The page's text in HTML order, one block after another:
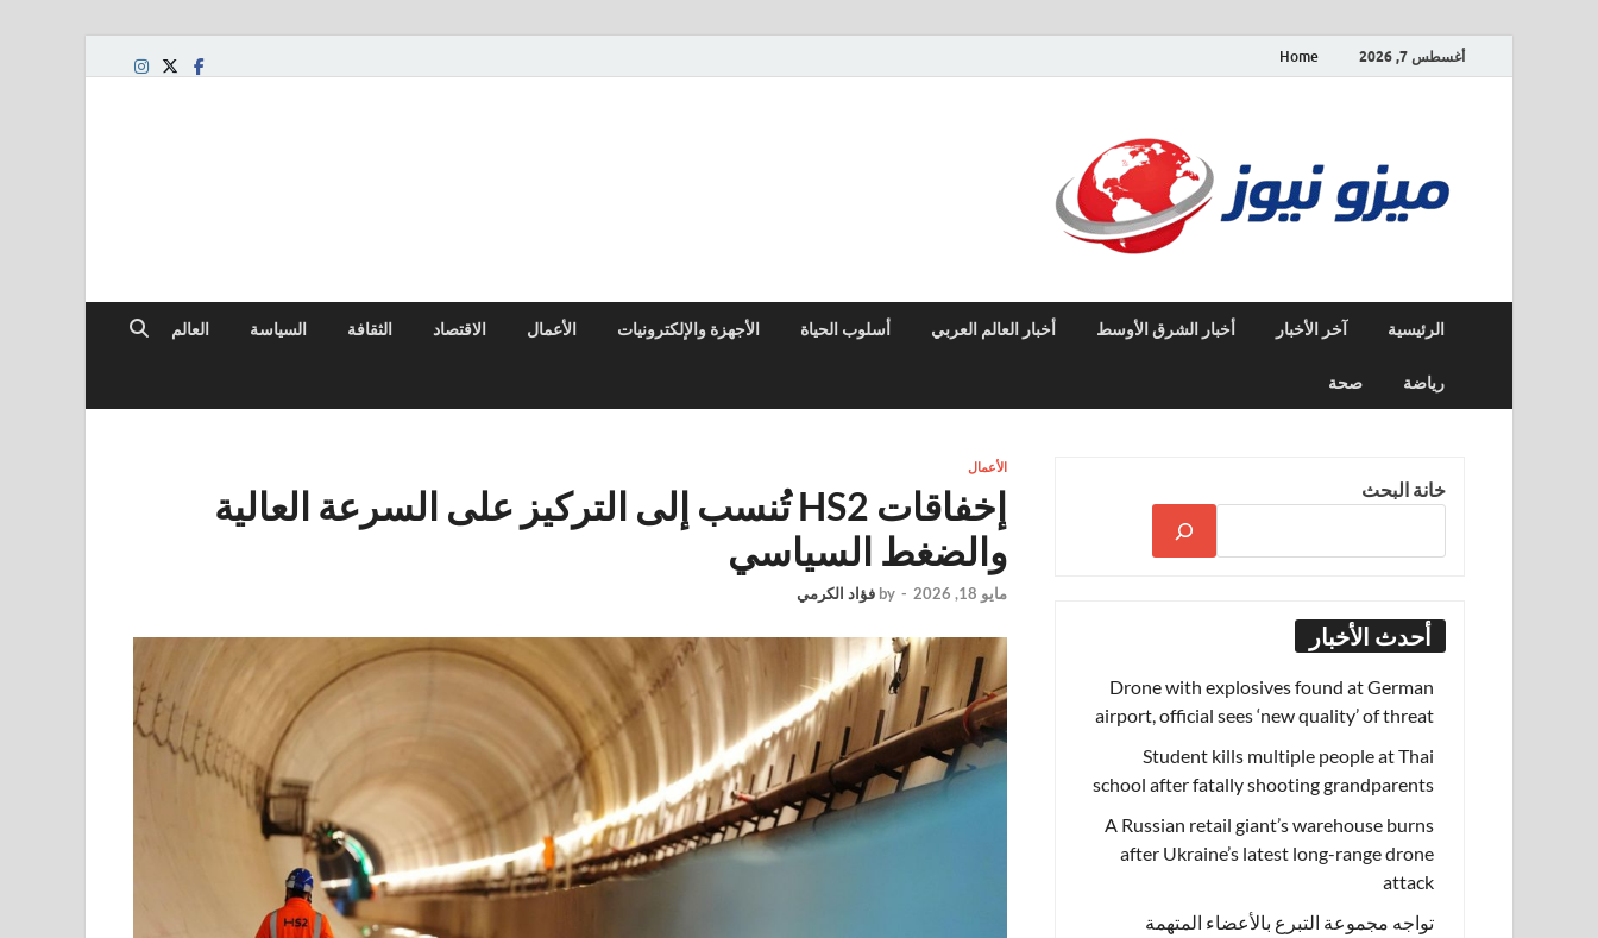
أغسطس 7, 2026 Home
الرئيسية آخر الأخبار أخبار الشرق الأوسط أخبار العالم العربي أسلوب الحياة الأجهزة والإلكترونيات الأعمال الاقتصاد الثقافة السياسة العالم
رياضة صحة
الأعمال
إخفاقات HS2 تُنسب إلى التركيز على السرعة العالية
والضغط السياسي
مايو 18, 2026 -
by فؤاد الكرمي
خانة البحث
أحدث الأخبار
Drone with explosives found at German
airport, official sees ‘new quality’ of threat
Student kills multiple people at Thai
school after fatally shooting grandparents
A Russian retail giant’s warehouse burns
after Ukraine’s latest long-range drone
attack
تواجه مجموعة التبرع بالأعضاء المتهمة